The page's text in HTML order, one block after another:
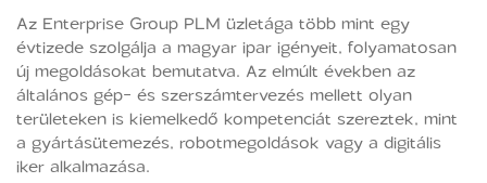
Az Enterprise Group PLM üzletága több mint egy
évtizede szolgálja a magyar ipar igényeit, folyamatosan
új megoldásokat bemutatva. Az elmúlt években az
általános gép- és szerszámtervezés mellett olyan
területeken is kiemelkedő kompetenciát szereztek, mint
a gyártásütemezés, robotmegoldások vagy a digitális
iker alkalmazása.